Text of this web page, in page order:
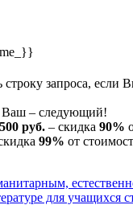
запроса, если
Ваш – следующий!
руб. – скидка 90%
99% от
для учащихся